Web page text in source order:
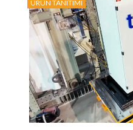
ÜRÜN TANITIMI